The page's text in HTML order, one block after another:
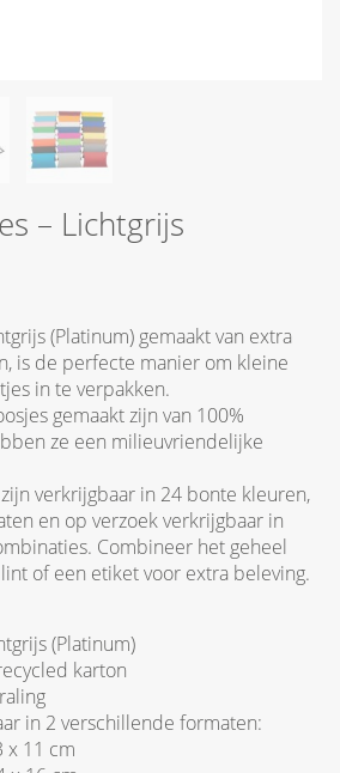
– Lichtgrijs
(Platinum) gemaakt van extra
is de perfecte manier om kleine
in te verpakken.
gemaakt zijn van 100%
ze een milieuvriendelijke
verkrijgbaar in 24 bonte kleuren,
en op verzoek verkrijgbaar in
Combineer het geheel
of een etiket voor extra beleving.
(Platinum)
karton
in 2 verschillende formaten:
x 11 cm